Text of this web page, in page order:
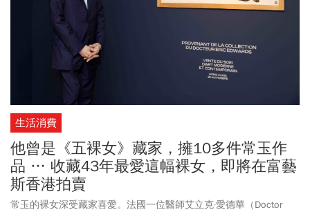
生活消費
他曾是《五裸女》藏家，擁10多件常玉作
品 … 收藏43年最愛這幅裸女，即將在富藝
斯香港拍賣
常玉的裸女深受藏家喜愛。法國一位醫師艾立克·愛德華（Doctor